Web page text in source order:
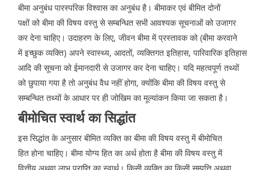
बीमा अनुबंध पारस्परिक विश्वास का अनुबंध है। बीमाकर एवं बीमित दोनों
पक्षों को बीमा की विषय वस्तु से सम्बन्धित सभी आवश्यक सूचनाओं को उजागर
कर देना चाहिए। उदाहरण के लिए, जीवन बीमा में प्रस्तावक को (बीमा करवाने
में इच्छुक व्यक्ति) अपने स्वास्थ्य, आदतों, व्यक्तिगत इतिहास, पारिवारिक इतिहास
आदि की सूचना को ईमानदारी से उजागर कर देना चाहिए। यदि महत्वपूर्ण तथ्यों
को छुपाया गया है तो अनुबंध वैध नहीं होगा, क्योंकि बीमा की विषय वस्तु से
सम्बन्धित तथ्यों के आधार पर ही जोखिम का मूल्यांकन किया जा सकता है।
बीमोचित स्वार्थ का सिद्धांत
इस सिद्धांत के अनुसार बीमित व्यक्ति का बीमा की विषय वस्तु में बीमोचित
हित होना चाहिए। बीमा योग्य हित का अर्थ होता है बीमा की विषय वस्तु में